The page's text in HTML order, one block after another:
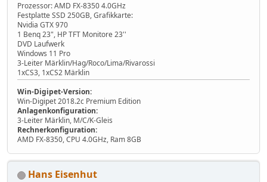
Prozessor: AMD FX-8350 4.0GHz
Festplatte SSD 250GB, Grafikkarte:
Nvidia GTX 970
1 Benq 23", HP TFT Monitore 23''
DVD Laufwerk
Windows 11 Pro
3-Leiter Märklin/Hag/Roco/Lima/Rivarossi
1xCS3, 1xCS2 Märklin
Win-Digipet-Version:
Win-Digipet 2018.2c Premium Edition
Anlagenkonfiguration:
3-Leiter Märklin, M/C/K-Gleis
Rechnerkonfiguration:
AMD FX-8350, CPU 4.0GHz, Ram 8GB
Hans Eisenhut